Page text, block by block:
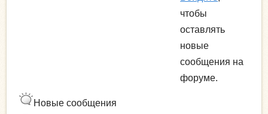
а
чтобы
оставлять
новые
сообщения на
форуме.
Новые сообщения